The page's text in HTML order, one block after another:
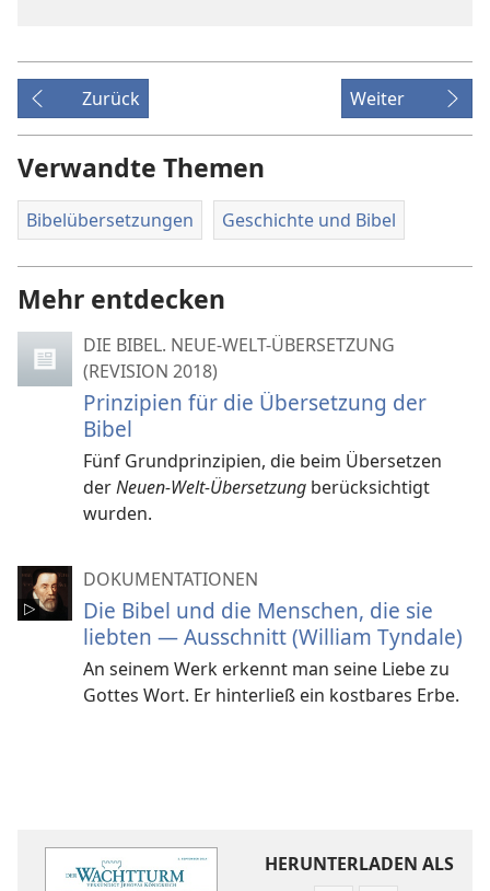
Zurück Weiter
Verwandte Themen
Bibelübersetzungen Geschichte und Bibel
Mehr entdecken
DIE BIBEL. NEUE-WELT-ÜBERSETZUNG
(REVISION 2018)
Prinzipien für die Übersetzung der
Bibel
Fünf Grundprinzipien, die beim Übersetzen
derNeuen-Welt-Übersetzung berücksichtigt
wurden.
DOKUMENTATIONEN
Die Bibel und die Menschen, die sie
liebten — Ausschnitt (William Tyndale)
An seinem Werk erkennt man seine Liebe zu
Gottes Wort. Er hinterließ ein kostbares Erbe.
HERUNTERLADEN ALS